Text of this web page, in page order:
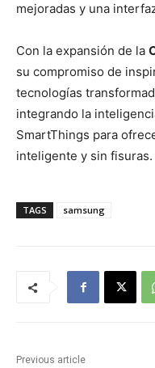
mejoradas y una
Con la expansión de la
su compromiso de
tecnologías
integrando la
SmartThings para
inteligente y sin fisuras.
TAGS samsung
Previous article